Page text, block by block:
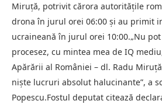
Miruță, potrivit cărora autoritățile
drona în jurul orei 06:00 și au primit
ucraineană în jurul orei 10:00.„Nu
procesez, cu mintea mea de IQ
Apărării al României – dl. Radu
niște lucruri absolut halucinante”, a
Popescu.Fostul deputat citează